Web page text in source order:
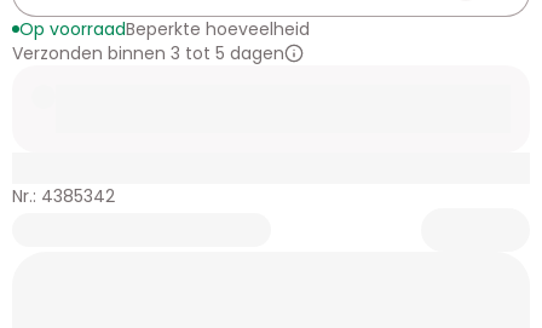
Op voorraadBeperkte hoeveelheid
Verzonden binnen 3 tot 5 dagen
Nr.: 4385342